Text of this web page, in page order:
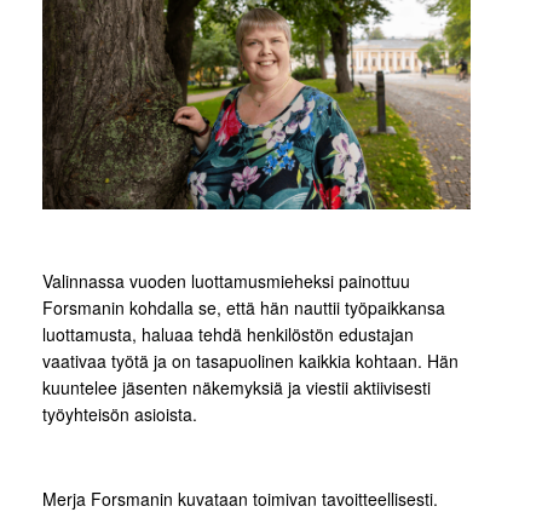
Valinnassa vuoden luottamusmieheksi painottuu
Forsmanin kohdalla se, että hän nauttii työpaikkansa
luottamusta, haluaa tehdä henkilöstön edustajan
vaativaa työtä ja on tasapuolinen kaikkia kohtaan. Hän
kuuntelee jäsenten näkemyksiä ja viestii aktiivisesti
työyhteisön asioista.
Merja Forsmanin kuvataan toimivan tavoitteellisesti.